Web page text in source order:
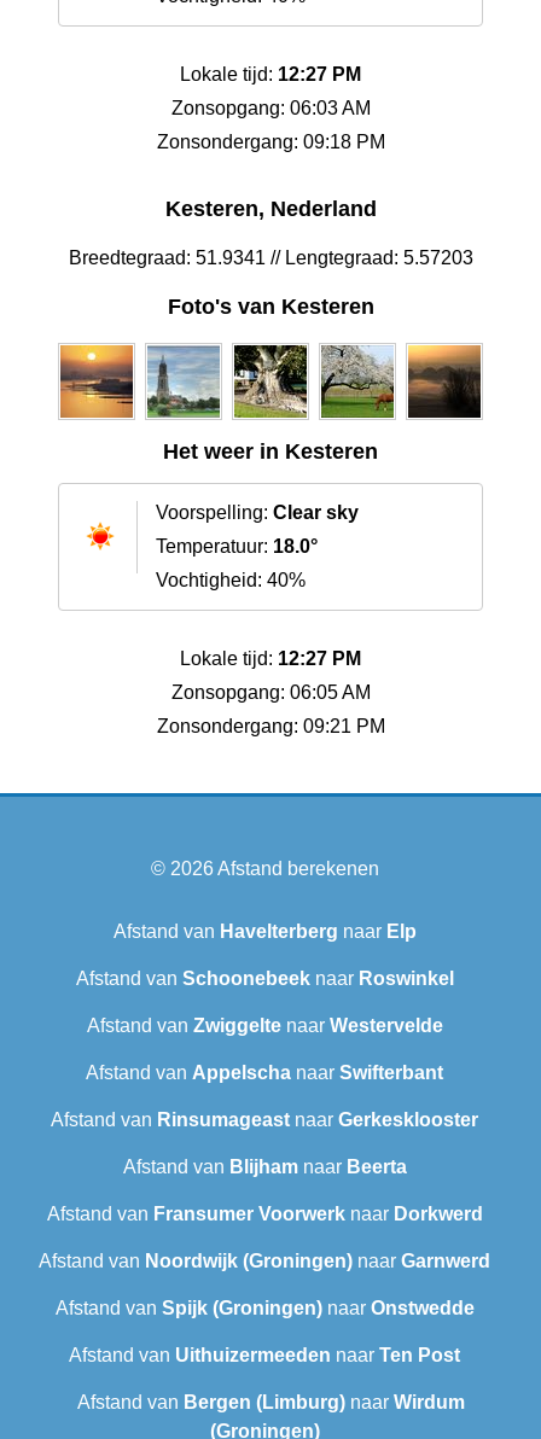
Lokale tijd: 12:27 PM
Zonsopgang: 06:03 AM
Zonsondergang: 09:18 PM
Kesteren, Nederland
Breedtegraad: 51.9341 // Lengtegraad: 5.57203
Foto's van Kesteren
Het weer in Kesteren
Voorspelling: Clear sky
Temperatuur: 18.0°
Vochtigheid: 40%
Lokale tijd: 12:27 PM
Zonsopgang: 06:05 AM
Zonsondergang: 09:21 PM
© 2026Afstand berekenen
Afstand van Havelterberg naar Elp
Afstand van Schoonebeeknaar Roswinkel
Afstand van Zwiggeltenaar Westervelde
Afstand van Appelscha naar Swifterbant
Afstand van Rinsumageast naar Gerkesklooster
Afstand van Blijhamnaar Beerta
Afstand van Fransumer Voorwerknaar Dorkwerd
Afstand van Noordwijk (Groningen) naar Garnwerd
Afstand van Spijk (Groningen)naar Onstwedde
Afstand van Uithuizermeeden naar Ten Post
Afstand van Bergen (Limburg)naar Wirdum
(Groningen)